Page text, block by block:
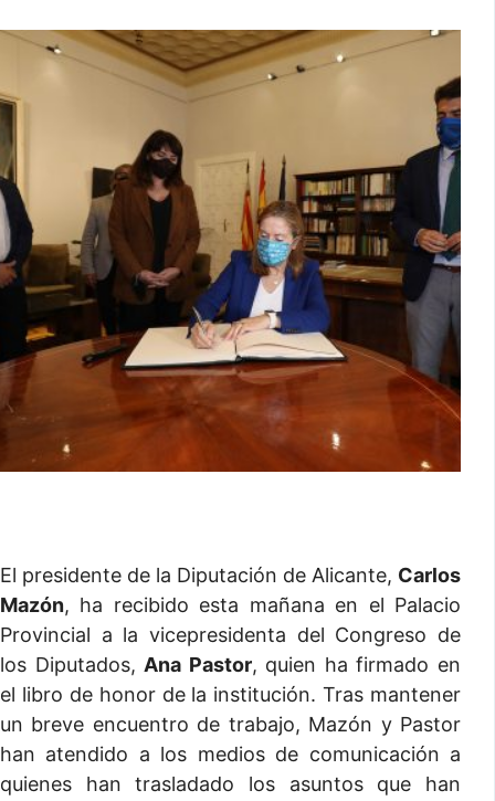
El presidente de la Diputación de Alicante, Carlos
Mazón, ha recibido esta mañana en el Palacio
Provincial a la vicepresidenta del Congreso de
los Diputados, Ana Pastor, quien ha firmado en
el libro de honor de la institución. Tras mantener
un breve encuentro de trabajo, Mazón y Pastor
han atendido a los medios de comunicación a
quienes han trasladado los asuntos que han